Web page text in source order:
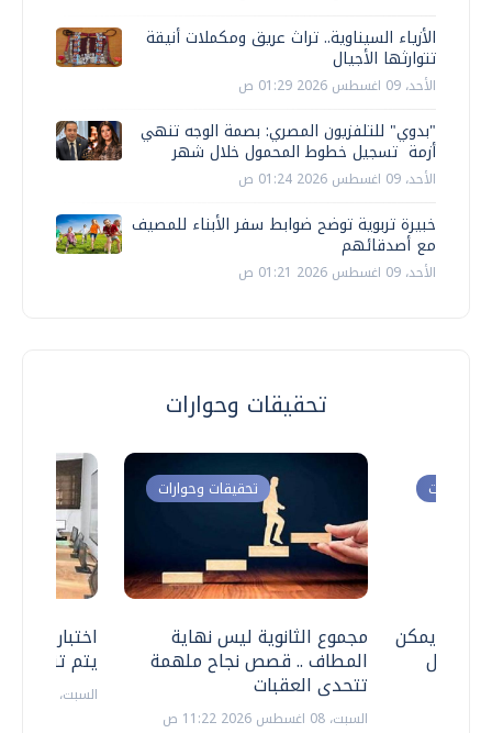
الأزياء السيناوية.. تراث عريق ومكملات أنيقة
تتوارثها الأجيال
الأحد، 09 اغسطس 2026 01:29 ص
"بدوي" للتلفزيون المصري: بصمة الوجه تنهي
أزمة تسجيل خطوط المحمول خلال شهر
الأحد، 09 اغسطس 2026 01:24 ص
خبيرة تربوية توضح ضوابط سفر الأبناء للمصيف
مع أصدقائهم
الأحد، 09 اغسطس 2026 01:21 ص
تحقيقات وحوارات
اختبارات
يتم
السبت، 18 يوليو 2026 09:22 ص
تحقيقات وحوارات
مجموع الثانوية ليس نهاية
المطاف .. قصص نجاح ملهمة
تتحدى العقبات
السبت، 08 اغسطس 2026 11:22 ص
وحوارات
.. هل يمكن
نتعامل